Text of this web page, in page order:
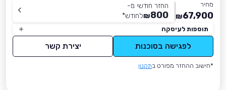
מחיר
67,900
₪
החזר חודשי מ-
800
₪לחודש*
תוספות לעיסקה
לפגישה בסוכנות יצירת קשר
*חישוב ההחזר מפורט בתקנון